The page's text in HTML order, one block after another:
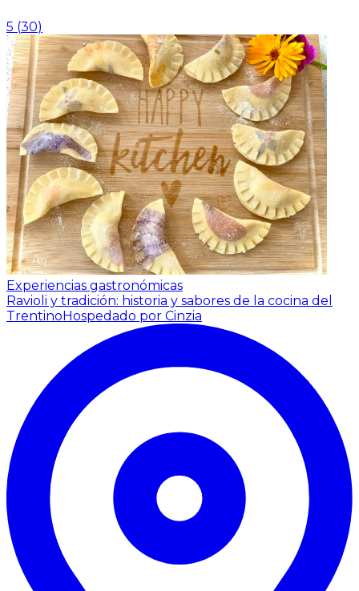
5 (30)
Experiencias gastronómicas
Ravioli y tradición: historia y sabores de la cocina del
TrentinoHospedado por Cinzia